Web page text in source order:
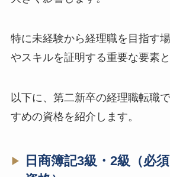
特に未経験から経理職を目指す
やスキルを証明する重要な要素と
以下に、第二新卒の経理職転職
すめの資格を紹介します。
日商簿記3級・2級（必